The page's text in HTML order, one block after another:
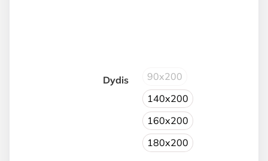
Dydis
90x200
140x200
160x200
180x200